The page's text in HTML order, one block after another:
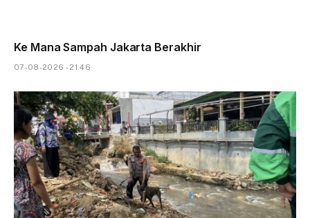
Ke Mana Sampah Jakarta Berakhir
07-08-2026 - 21.46